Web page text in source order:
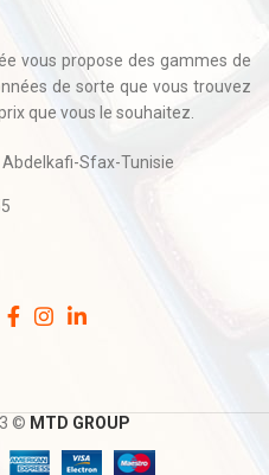
vous propose des gammes de
de sorte que vous trouvez
que vous le souhaitez.
Sfax-Tunisie
© MTD GROUP